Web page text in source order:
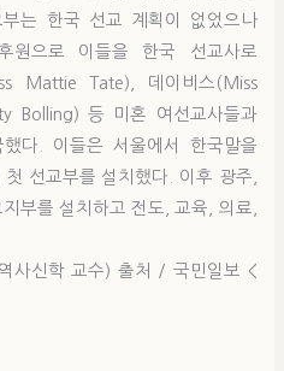
는 한국 선교 계획이 없었으나
원으로 이들을 한국 선교사로
Mattie Tate), 데이비스(Miss
Bolling) 등 미혼 여선교사들과
다. 이들은 서울에서 한국말을
선교부를 설치했다. 이후 광주,
부를 설치하고 전도, 교육, 의료,
사신학 교수) 출처 / 국민일보 <